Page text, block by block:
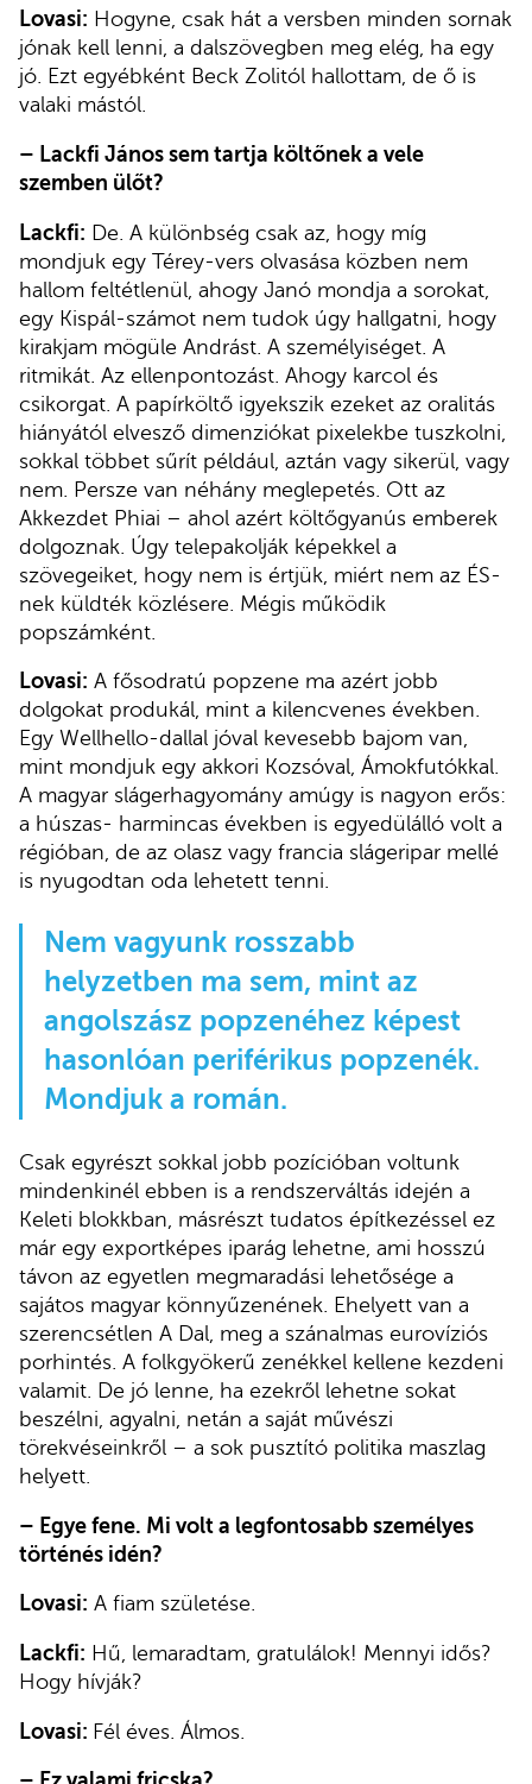
Lovasi: Hogyne, csak hát a versben minden sornak
jónak kell lenni, a dalszövegben meg elég, ha egy
jó. Ezt egyébként Beck Zolitól hallottam, de ő is
valaki mástól.
– Lackfi János sem tartja költőnek a vele
szemben ülőt?
Lackfi: De. A különbség csak az, hogy míg
mondjuk egy Térey-vers olvasása közben nem
hallom feltétlenül, ahogy Janó mondja a sorokat,
egy Kispál-számot nem tudok úgy hallgatni, hogy
kirakjam mögüle Andrást. A személyiséget. A
ritmikát. Az ellenpontozást. Ahogy karcol és
csikorgat. A papírköltő igyekszik ezeket az oralitás
hiányától elvesző dimenziókat pixelekbe tuszkolni,
sokkal többet sűrít például, aztán vagy sikerül, vagy
nem. Persze van néhány meglepetés. Ott az
Akkezdet Phiai – ahol azért költőgyanús emberek
dolgoznak. Úgy telepakolják képekkel a
szövegeiket, hogy nem is értjük, miért nem az ÉS-
nek küldték közlésere. Mégis működik
popszámként.
Lovasi: A fősodratú popzene ma azért jobb
dolgokat produkál, mint a kilencvenes években.
Egy Wellhello-dallal jóval kevesebb bajom van,
mint mondjuk egy akkori Kozsóval, Ámokfutókkal.
A magyar slágerhagyomány amúgy is nagyon erős:
a húszas- harmincas években is egyedülálló volt a
régióban, de az olasz vagy francia slágeripar mellé
is nyugodtan oda lehetett tenni.
Nem vagyunk rosszabb
helyzetben ma sem, mint az
angolszász popzenéhez képest
hasonlóan periférikus popzenék.
Mondjuk a román.
Csak egyrészt sokkal jobb pozícióban voltunk
mindenkinél ebben is a rendszerváltás idején a
Keleti blokkban, másrészt tudatos építkezéssel ez
már egy exportképes iparág lehetne, ami hosszú
távon az egyetlen megmaradási lehetősége a
sajátos magyar könnyűzenének. Ehelyett van a
szerencsétlen A Dal, meg a szánalmas eurovíziós
porhintés. A folkgyökerű zenékkel kellene kezdeni
valamit. De jó lenne, ha ezekről lehetne sokat
beszélni, agyalni, netán a saját művészi
törekvéseinkről – a sok pusztító politika maszlag
helyett.
– Egye fene. Mi volt a legfontosabb személyes
történés idén?
Lovasi: A fiam születése.
Lackfi: Hű, lemaradtam, gratulálok! Mennyi idős?
Hogy hívják?
Lovasi: Fél éves. Álmos.